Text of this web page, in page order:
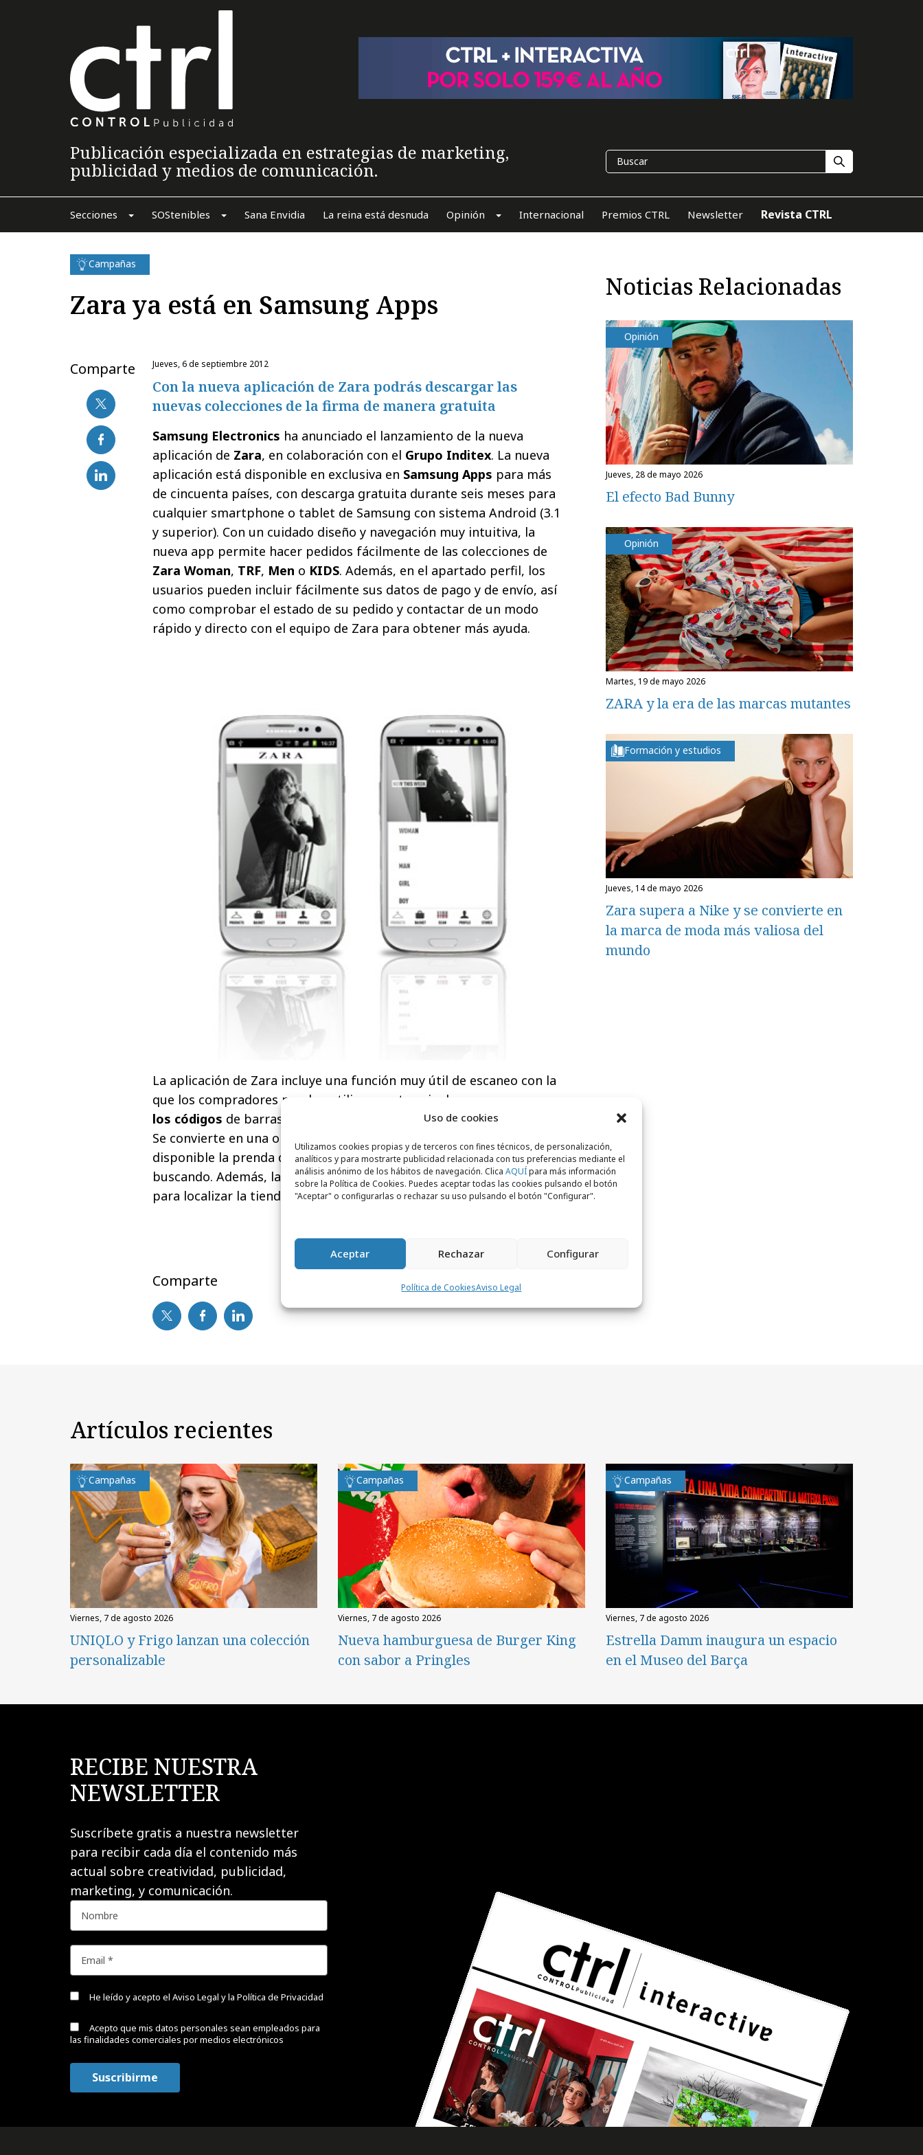
Uso de cookies
Utilizamos cookies propias y de terceros con fines técnicos, de personalización,
analíticos y para mostrarte publicidad relacionada con tus preferencias mediante el
análisis anónimo de los hábitos de navegación. Clica AQUÍpara más información
sobre la Política de Cookies. Puedes aceptar todas las cookies pulsando el botón
"Aceptar" o configurarlas o rechazar su uso pulsando el botón "Configurar".
Aceptar Rechazar Configurar
Política de CookiesAviso Legal
Publicación especializada en estrategias de marketing,
publicidad y medios de comunicación.
Secciones SOStenibles Sana Envidia La reina está desnuda Opinión Internacional Premios CTRL Newsletter Revista CTRL
Campañas
Zara ya está en Samsung Apps
Comparte jueves, 6 de septiembre 2012
Con la nueva aplicación de Zara podrás descargar las
nuevas colecciones de la firma de manera gratuita
Samsung Electronics ha anunciado el lanzamiento de la nueva
aplicación de Zara, en colaboración con el Grupo Inditex. La nueva
aplicación está disponible en exclusiva en Samsung Apps para más
de cincuenta países, con descarga gratuita durante seis meses para
cualquier smartphone o tablet de Samsung con sistema Android (3.1
y superior). Con un cuidado diseño y navegación muy intuitiva, la
nueva app permite hacer pedidos fácilmente de las colecciones de
Zara Woman, TRF, Men o KIDS. Además, en el apartado perfil, los
usuarios pueden incluir fácilmente sus datos de pago y de envío, así
como comprobar el estado de su pedido y contactar de un modo
rápido y directo con el equipo de Zara para obtener más ayuda.
La aplicación de Zara incluye una función muy útil de escaneo con la
que los compradores pueden utilizar sus terminales para
los códigos de barras de los artículos en los que están interesados.
Se convierte en una opción perfecta cuando una tienda no tiene
disponible la prenda deseada en el color o la talla que se esté
buscando. Además, la aplicación incluye un directorio actualizado
para localizar la tienda Zara más cercana al cliente.
Comparte
Noticias Relacionadas
Opinión
jueves, 28 de mayo 2026
El efecto Bad Bunny
Opinión
martes, 19 de mayo 2026
ZARA y la era de las marcas mutantes
Formación y estudios
jueves, 14 de mayo 2026
Zara supera a Nike y se convierte en
la marca de moda más valiosa del
mundo
Artículos recientes
Campañas
viernes, 7 de agosto 2026
UNIQLO y Frigo lanzan una colección
personalizable
Campañas
viernes, 7 de agosto 2026
Nueva hamburguesa de Burger King
con sabor a Pringles
Campañas
viernes, 7 de agosto 2026
Estrella Damm inaugura un espacio
en el Museo del Barça
RECIBE NUESTRA
NEWSLETTER
Suscríbete gratis a nuestra newsletter
para recibir cada día el contenido más
actual sobre creatividad, publicidad,
marketing, y comunicación.
He leído y acepto el Aviso Legal y la Política de Privacidad
Acepto que mis datos personales sean empleados para
las finalidades comerciales por medios electrónicos